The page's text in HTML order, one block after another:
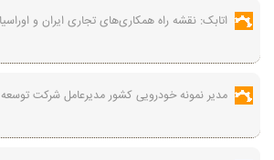
اتابک: نقشه راه همکاری‌های تجاری ایران و
مدیر نمونه خودرویی کشور مدیرعامل شرکت